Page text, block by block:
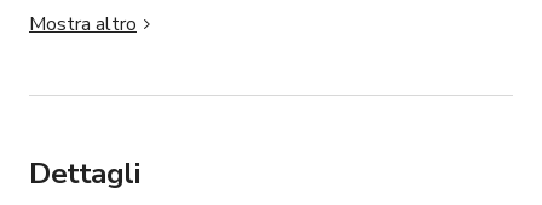
Il nostro studio di 800 sq ft con luce naturale rivolta a
Street della linea L. È possibile accedere allo studio
Mostra altro
Dettagli